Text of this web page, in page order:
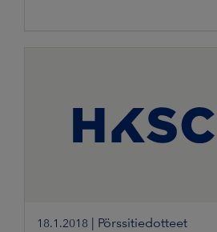
18.1.2018 Pörssitiedotteet